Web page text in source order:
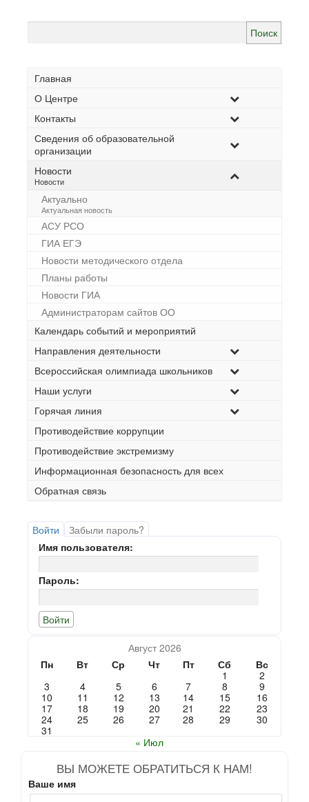
Главная
О Центре
Контакты
Сведения об образовательной
организации
Новости
–
Новости
Актуально
–
Актуальная новость
АСУ РСО
ГИА ЕГЭ
Новости методического отдела
Планы работы
Новости ГИА
Администраторам сайтов ОО
Календарь событий и мероприятий
Направления деятельности
Всероссийская олимпиада школьников
Наши услуги
Горячая линия
Противодействие коррупции
Противодействие экстремизму
Информационная безопасность для всех
Обратная связь
Войти
Забыли пароль?
Имя пользователя:
Пароль:
Август 2026
Пн
Вт Ср Чт Пт Сб
Вс
1
2
3
4 5 6 7 8
9
10
11 12 13 14 15
16
17
18 19 20 21 22
23
24
25 26 27 28 29
30
31
« Июл
ВЫ МОЖЕТЕ ОБРАТИТЬСЯ К НАМ!
Ваше имя